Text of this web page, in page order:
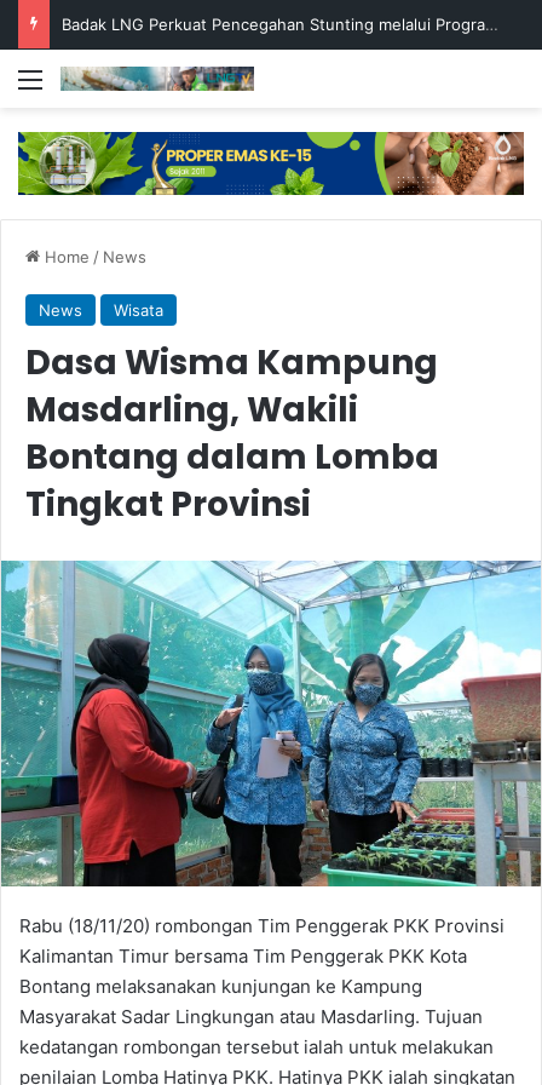
Badak LNG Perkuat Pencegahan Stunting melalui Program Akar Ranting
Menu
Home / News
News Wisata
Dasa Wisma Kampung
Masdarling, Wakili
Bontang dalam Lomba
Tingkat Provinsi
Rabu (18/11/20) rombongan Tim Penggerak PKK Provinsi
Kalimantan Timur bersama Tim Penggerak PKK Kota
Bontang melaksanakan kunjungan ke Kampung
Masyarakat Sadar Lingkungan atau Masdarling. Tujuan
kedatangan rombongan tersebut ialah untuk melakukan
penilaian Lomba Hatinya PKK. Hatinya PKK ialah singkatan